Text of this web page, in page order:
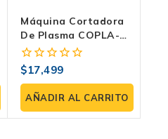
Máquina Cortadora
De Plasma COPLA-
60X | 60 Amp | Truper
Expert
0
fuera
de
5
$17,499
AÑADIR AL CARRITO